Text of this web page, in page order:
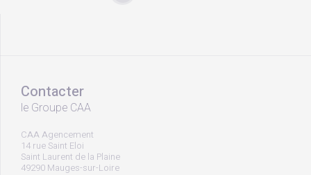
Contacter
le Groupe CAA
CAA Agencement
14 rue Saint Eloi
Saint Laurent de la Plaine
49290 Mauges-sur-Loire